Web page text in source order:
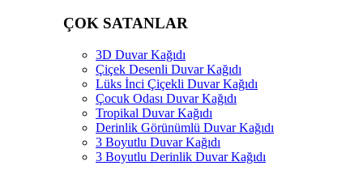
ÇOK SATANLAR
3D Duvar Kağıdı
Çiçek Desenli Duvar Kağıdı
Lüks İnci Çiçekli Duvar Kağıdı
Çocuk Odası Duvar Kağıdı
Tropikal Duvar Kağıdı
Derinlik Görünümlü Duvar Kağıdı
3 Boyutlu Duvar Kağıdı
3 Boyutlu Derinlik Duvar Kağıdı